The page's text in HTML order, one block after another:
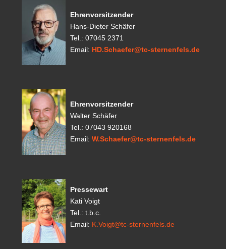
Ehrenvorsitzender
Hans-Dieter Schäfer
Tel.: 07045 2371
Email: HD.Schaefer@tc-sternenfels.de
Ehrenvorsitzender
Walter Schäfer
Tel.: 07043 920168
Email: W.Schaefer@tc-sternenfels.de
Pressewart
Kati Voigt
Tel.: t.b.c.
Email: K.Voigt@tc-sternenfels.de